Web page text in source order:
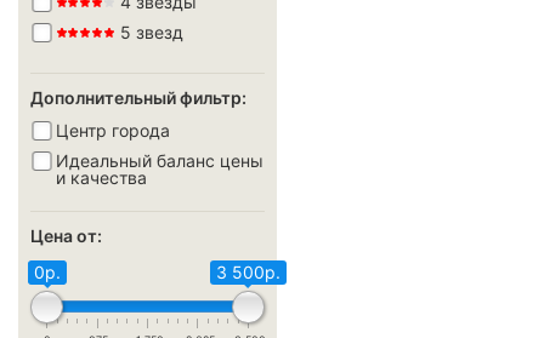
5 звезд
Дополнительный фильтр:
Центр города
Идеальный баланс цены
и качества
Цена от:
0р.
3 500р.